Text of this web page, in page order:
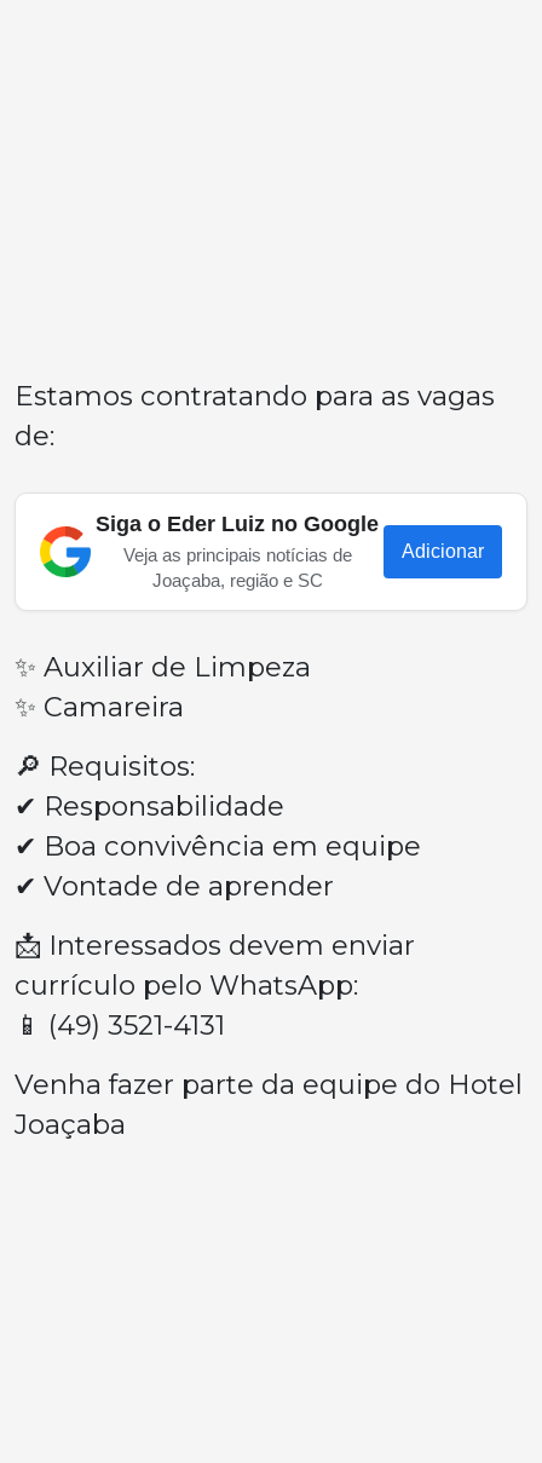
Estamos contratando para as vagas
de:
Siga o Eder Luiz no Google
Veja as principais notícias de
Joaçaba, região e SC
Adicionar
✨ Auxiliar de Limpeza
✨ Camareira
🔎 Requisitos:
✔ Responsabilidade
✔ Boa convivência em equipe
✔ Vontade de aprender
📩 Interessados devem enviar
currículo pelo WhatsApp:
📱 (49) 3521-4131
Venha fazer parte da equipe do Hotel
Joaçaba